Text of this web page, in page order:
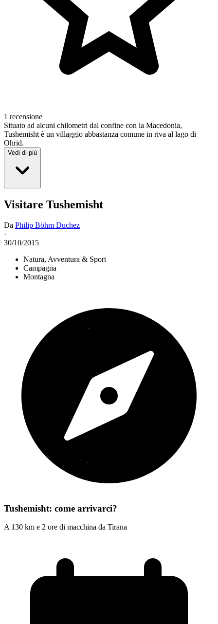
1 recensione
Situato ad alcuni chilometri dal confine con la Macedonia,
Tushemisht è un villaggio abbastanza comune in riva al lago di
Ohrid.
Vedi di più
Visitare Tushemisht
Da Philip Böhm Duchez
·
30/10/2015
Natura, Avventura & Sport
Campagna
Montagna
Tushemisht: come arrivarci?
A 130 km e 2 ore di macchina da Tirana